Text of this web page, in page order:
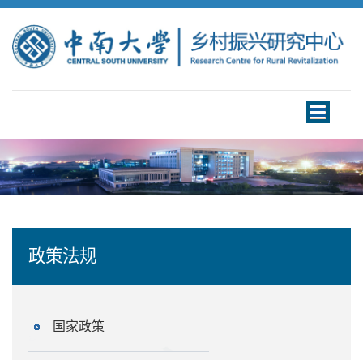
Toggle
navigation
政策法规
国家政策